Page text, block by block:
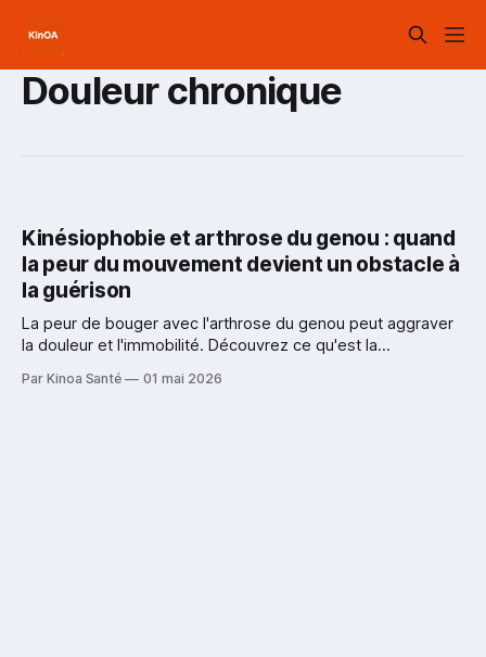
Douleur chronique
Kinésiophobie et arthrose du genou : quand
la peur du mouvement devient un obstacle à
la guérison
La peur de bouger avec l'arthrose du genou peut aggraver
la douleur et l'immobilité. Découvrez ce qu'est la
reprendre confiance. Par Kinoa Santé.
Par Kinoa Santé 01 mai 2026